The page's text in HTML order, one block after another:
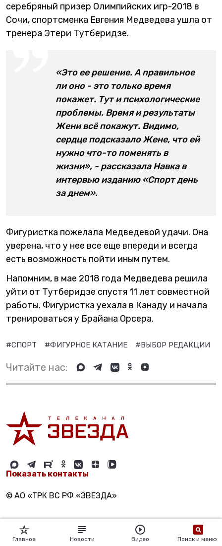
серебряный призер Олимпийских игр-2018 в
Сочи, спортсменка Евгения Медведева ушла от
тренера Этери Тутберидзе.
«Это ее решение. А правильное
ли оно - это только время
покажет. Тут и психологические
проблемы. Время и результаты
Жени всё покажут. Видимо,
сердце подсказало Жене, что ей
нужно что-то поменять в
жизни», - рассказала Навка в
интервью изданию «Спорт день
за днем».
Фигуристка пожелала Медведевой удачи. Она
уверена, что у нее все еще впереди и всегда
есть возможность пойти иным путем.
Напомним, в мае 2018 года Медведева решила
уйти от Тутберидзе спустя 11 лет совместной
работы. Фигуристка уехала в Канаду и начала
тренироваться у Брайана Орсера.
#СПОРТ #ФИГУРНОЕ КАТАНИЕ #ВЫБОР РЕДАКЦИИ
Читайте нас:
Показать контакты
© АО «ТРК ВС РФ «ЗВЕЗДА»
Главное Новости Видео Поиск и меню